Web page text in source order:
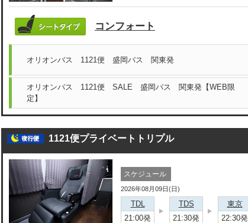
コンフォート
オリオンバス 1121便 盛岡バス 関東発
オリオンバス 1121便 SALE 盛岡バス 関東発【WEB限
定】
1121便プライベートトリプル
スケジュール
2026年08月09日(日)
TDL
21:00発
TDS
21:30発
東京
22:30発